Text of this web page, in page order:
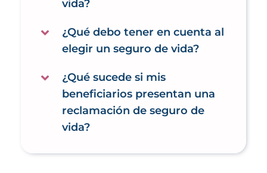
vida?
¿Qué debo tener en cuenta al
elegir un seguro de vida?
¿Qué sucede si mis
beneficiarios presentan una
reclamación de seguro de
vida?